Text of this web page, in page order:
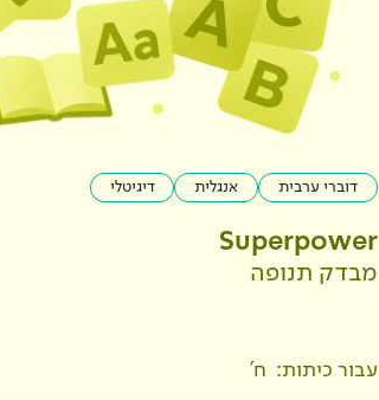
דוברי ערבית אנגלית דיגיטלי
Superpower
מבדק תנופה
עבור כיתות: ח'